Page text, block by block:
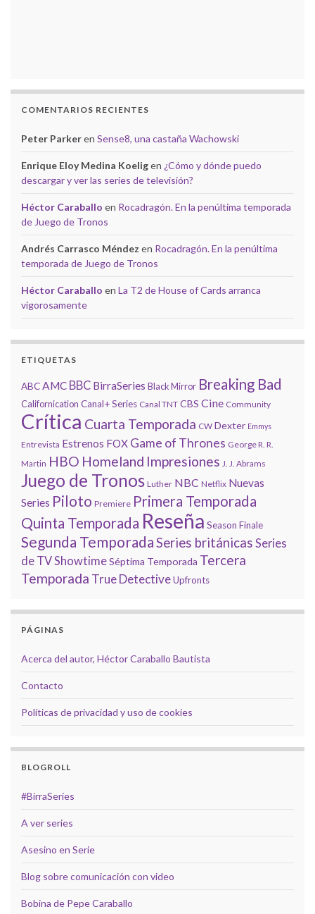
COMENTARIOS RECIENTES
Peter Parkeren Sense8, una castaña Wachowski
Enrique Eloy Medina Koeligen ¿Cómo y dónde puedo
descargar y ver las series de televisión?
Héctor Caraballo en Rocadragón. En la penúltima temporada
de Juego de Tronos
Andrés Carrasco Méndez en Rocadragón. En la penúltima
temporada de Juego de Tronos
Héctor Caraballo en La T2 de House of Cards arranca
vigorosamente
ETIQUETAS
ABC AMC BBC BirraSeries Black Mirror Breaking Bad
Californication Canal+ Series Canal TNT CBS Cine Community
Crítica Cuarta Temporada CW Dexter Emmys
Entrevista Estrenos FOX Game of Thrones George R. R.
Martin HBO Homeland Impresiones J. J. Abrams
Juego de Tronos Luther NBC Netflix Nuevas
Series Piloto Premiere Primera Temporada
Quinta Temporada Reseña Season Finale
Segunda TemporadaSeries británicas Series
de TVShowtimeSéptima Temporada Tercera
Temporada True DetectiveUpfronts
PÁGINAS
Acerca del autor, Héctor Caraballo Bautista
Contacto
Políticas de privacidad y uso de cookies
BLOGROLL
#BirraSeries
A ver series
Asesino en Serie
Blog sobre comunicación con video
Bobina de Pepe Caraballo